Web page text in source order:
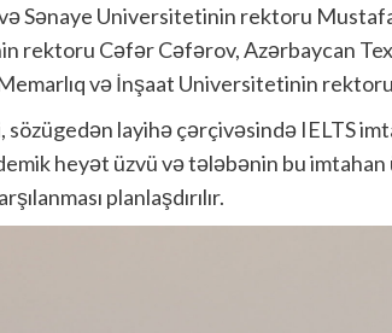
Sənaye Universitetinin rektoru
rektoru Cəfər Cəfərov, Azərbaycan
və İnşaat Universitetinin
sözügedən layihə çərçivəsində IELTS
heyət üzvü və tələbənin bu
planlaşdırılır.